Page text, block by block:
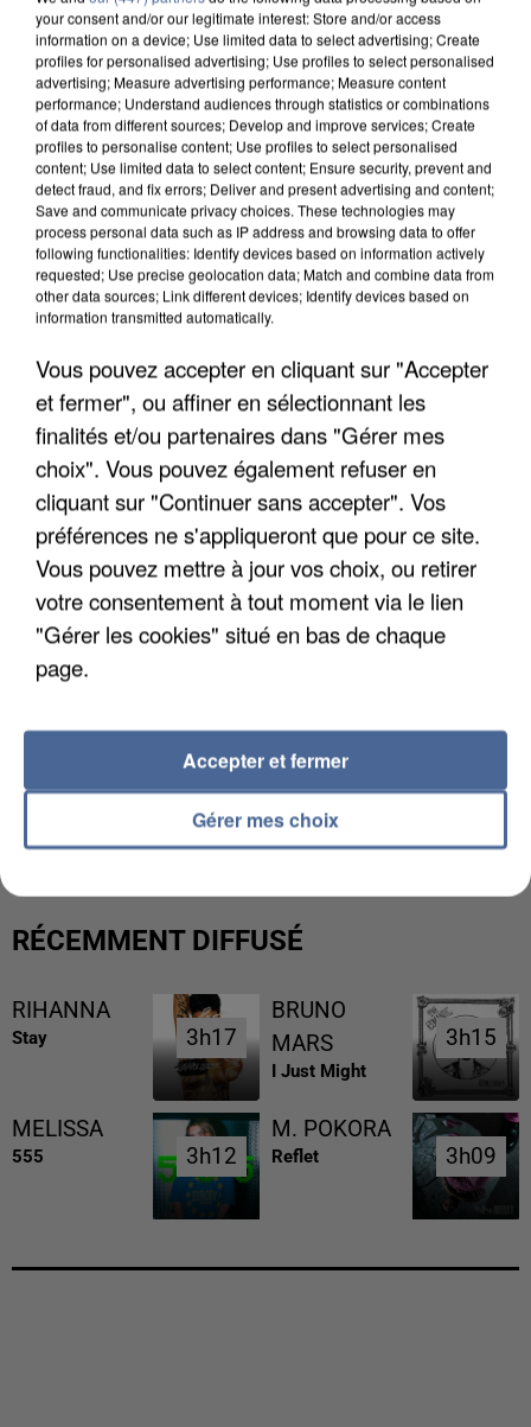
UN SECOND CADRE DE LA DZ MAFIA
INTERPELLÉ EN ALGÉRIE
UNE TOURISTE DE L’OISE EMPORTÉE PAR UNE
COULÉE DE BOUE EN HAUTE-SAVOIE
RÉCEMMENT DIFFUSÉ
RIHANNA
Stay 3h17
3h17
BRUNO
MARS
I Just Might
3h15
3h15
MELISSA
555 3h12
3h12
M. POKORA
Reflet 3h09
3h09
your consent and/or our legitimate interest: Store and/or access
information on a device; Use limited data to select advertising; Create
profiles for personalised advertising; Use profiles to select personalised
advertising; Measure advertising performance; Measure content
performance; Understand audiences through statistics or combinations
of data from different sources; Develop and improve services; Create
profiles to personalise content; Use profiles to select personalised
content; Use limited data to select content; Ensure security, prevent and
detect fraud, and fix errors; Deliver and present advertising and content;
Save and communicate privacy choices. These technologies may
process personal data such as IP address and browsing data to offer
following functionalities: Identify devices based on information actively
requested; Use precise geolocation data; Match and combine data from
other data sources; Link different devices; Identify devices based on
information transmitted automatically.
Vous pouvez accepter en cliquant sur "Accepter
et fermer", ou affiner en sélectionnant les
finalités et/ou partenaires dans "Gérer mes
choix". Vous pouvez également refuser en
cliquant sur "Continuer sans accepter". Vos
préférences ne s'appliqueront que pour ce site.
Vous pouvez mettre à jour vos choix, ou retirer
votre consentement à tout moment via le lien
"Gérer les cookies" situé en bas de chaque
page.
Gérer mes choix
Accepter et fermer